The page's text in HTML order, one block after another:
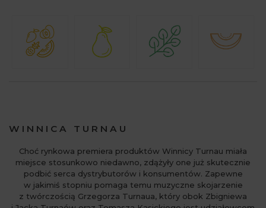
WINNICA TURNAU
Choć rynkowa premiera produktów Winnicy Turnau miała
miejsce stosunkowo niedawno, zdążyły one już skutecznie
podbić serca dystrybutorów i konsumentów. Zapewne
w jakimiś stopniu pomaga temu muzyczne skojarzenie
z twórczością Grzegorza Turnaua, który obok Zbigniewa